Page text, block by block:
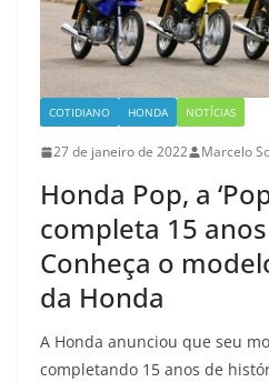
COTIDIANO HONDA NOTÍCIAS
27 de janeiro de 2022 Marcelo
Honda Pop, a
completa 15
Conheça o
da Honda
A Honda anunciou que seu
completando 15 anos de